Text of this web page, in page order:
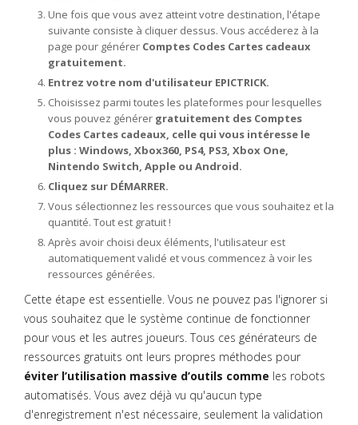
Une fois que vous avez atteint votre destination, l'étape
suivante consiste à cliquer dessus. Vous accéderez à la
page pour générer Comptes Codes Cartes cadeaux
gratuitement.
Entrez votre nom d'utilisateur EPICTRICK.
Choisissez parmi toutes les plateformes pour lesquelles
vous pouvez générer gratuitement des Comptes
Codes Cartes cadeaux, celle qui vous intéresse le
plus : Windows, Xbox360, PS4, PS3, Xbox One,
Nintendo Switch, Apple ou Android.
Cliquez sur DÉMARRER.
Vous sélectionnez les ressources que vous souhaitez et la
quantité. Tout est gratuit !
Après avoir choisi deux éléments, l'utilisateur est
automatiquement validé et vous commencez à voir les
ressources générées.
Cette étape est essentielle. Vous ne pouvez pas l'ignorer si
vous souhaitez que le système continue de fonctionner
pour vous et les autres joueurs. Tous ces générateurs de
ressources gratuits ont leurs propres méthodes pour
éviter l’utilisation massive d’outils comme les robots
automatisés. Vous avez déjà vu qu'aucun type
d'enregistrement n'est nécessaire, seulement la validation